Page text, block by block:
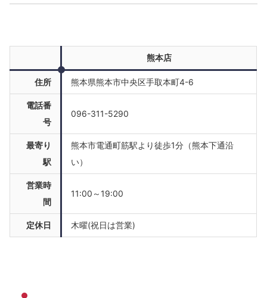
熊本店
住所 熊本県熊本市中央区手取本町4-6
電話番
号
096-311-5290
最寄り
駅
熊本市電通町筋駅より徒歩1分（熊本下通沿
い）
営業時
間
11:00～19:00
定休日 木曜(祝日は営業)